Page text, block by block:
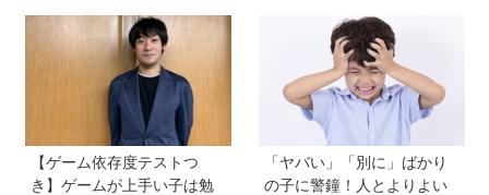
できる場所」をつくってく
れた両親のもとで挑戦し続
ける心が育った
受験の反動からゲーム依存
症に。成績急降下から“いい
大学に入る”までの道のり
【慶應生よしださん｜前
編】
【ゲーム依存度テストつ
き】ゲームが上手い子は勉
「ヤバい」「別に」ばかり
の子に警鐘！人とよりよい